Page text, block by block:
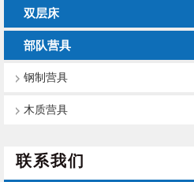
双层床
部队营具
钢制营具
木质营具
联系我们